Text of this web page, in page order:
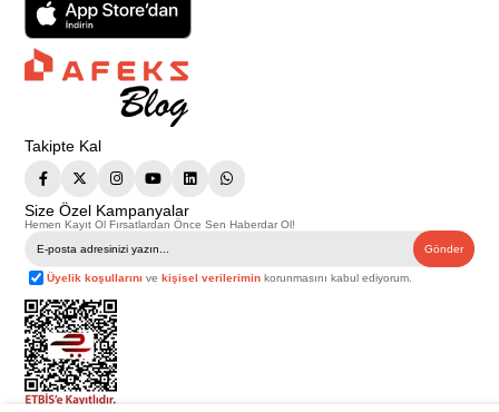
Takipte Kal
Size Özel Kampanyalar
Hemen Kayıt Ol Fırsatlardan Önce Sen Haberdar Ol!
Gönder
Üyelik koşullarını vekişisel verilerimin korunmasını kabul ediyorum.